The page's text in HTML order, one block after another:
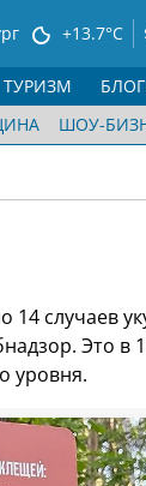
+13.7°C
ШОУ-
ТУРИЗМ
14 случаев
Это в
уровня.